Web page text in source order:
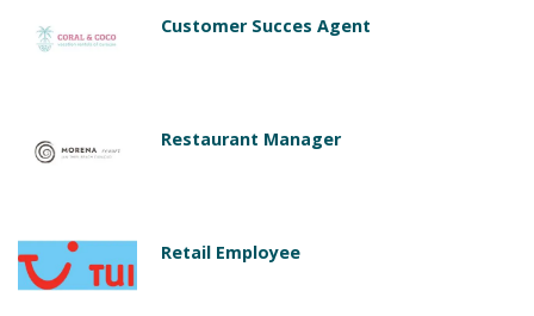
Customer Succes Agent
Restaurant Manager
Retail Employee